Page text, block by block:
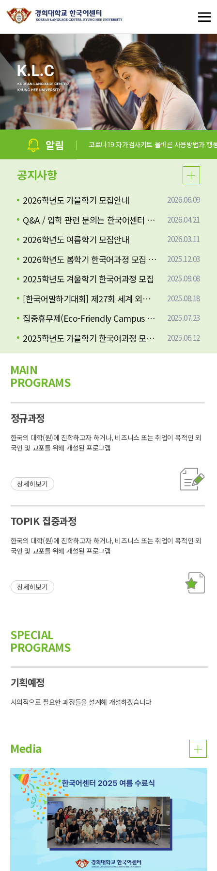
코로나19 자가검사키트 올바른 사용방법과 행
공지사항
2026학년도 가을학기 모집안내 2026.06.09
Q&A / 입학 관련 문의는 한국어센터 메일로 주세요:) 2026.04.21
2026학년도 여름학기 모집안내 2026.03.11
2026학년도 봄학기 한국어과정 모집 안내 2025.12.03
2025학년도 겨울학기 한국어과정 모집 2025.09.08
[한국어말하기대회] 제27회 세계 외국인 한국어 말하기 대회 참가 안내 2025.08.18
집중휴무제(Eco-Friendly Campus Week) 안내(2025.7.28-8.1) 2025.07.23
2025학년도 가을학기 한국어과정 모집 안내 2025.06.12
MAIN
PROGRAMS
정규과정
한국의 대학(원)에 진학하고자 하거나, 비즈니스 또는 취업이 목적인 외
국인 및 교포를 위해 개설된 프로그램
상세히보기
TOPIK 집중과정
한국의 대학(원)에 진학하고자 하거나, 비즈니스 또는 취업이 목적인 외
국인 및 교포를 위해 개설된 프로그램
상세히보기
SPECIAL
PROGRAMS
기획예정
시의적으로 필요한 과정들을 설계해 개설하겠습니다
Media